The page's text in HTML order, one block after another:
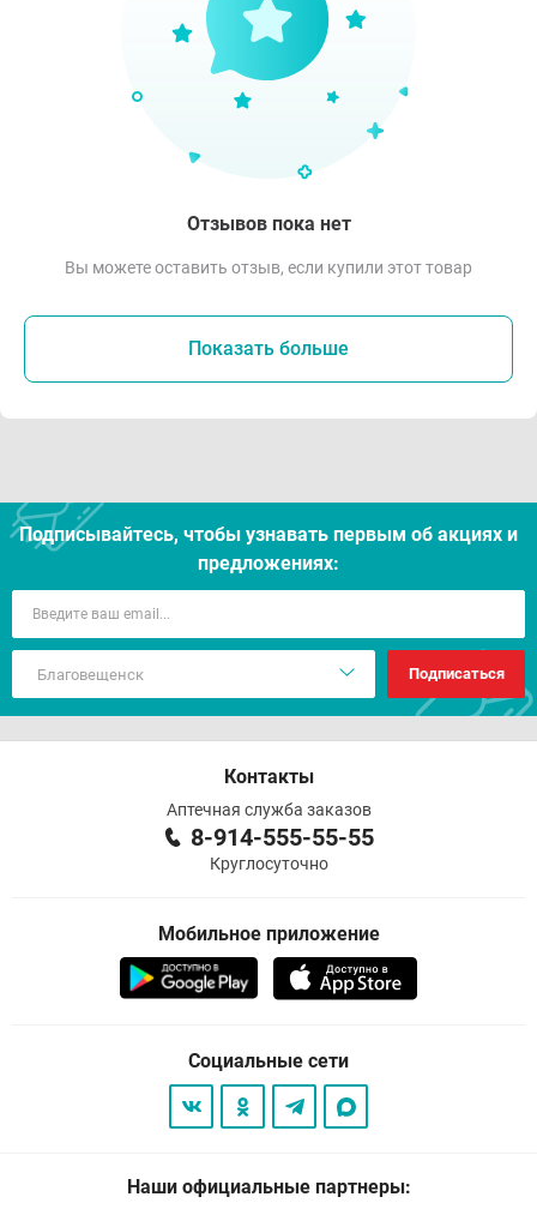
Отзывов пока нет
Вы можете оставить отзыв, если купили этот товар
Показать больше
Подписывайтесь, чтобы узнавать первым об акцияx и
предложениях:
Подписаться
Контакты
Аптечная служба заказов
8-914-555-55-55
Круглосуточно
Мобильное приложение
Социальные сети
Наши официальные партнеры: